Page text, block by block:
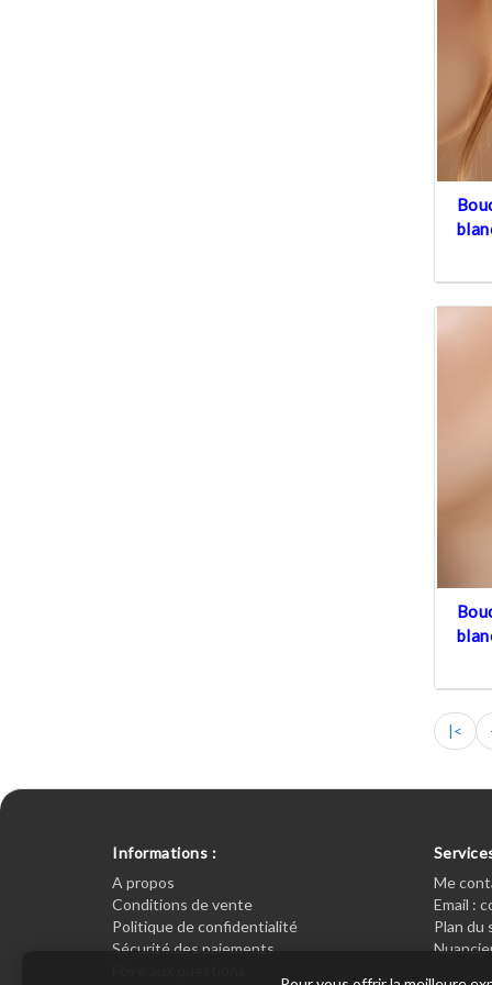
|<
Informations :
A propos
Conditions de vente
Politique de confidentialité
Sécurité des paiements
Me
Email :
Plan du